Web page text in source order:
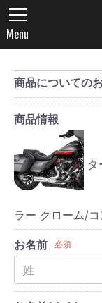
Menu
商品についての
商品情報
ラー クローム/コ
お名前 必須